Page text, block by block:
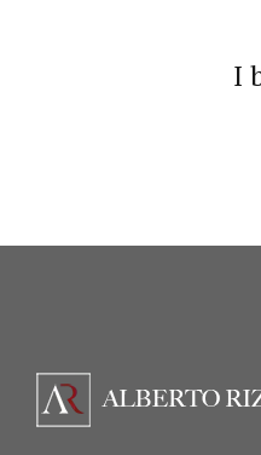
I